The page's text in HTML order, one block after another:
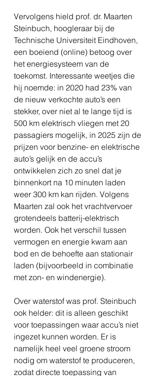
Vervolgens hield prof. dr. Maarten
Steinbuch, hoogleraar bij de
Technische Universiteit Eindhoven,
een boeiend (online) betoog over
het energiesysteem van de
toekomst. Interessante weetjes die
hij noemde: in 2020 had 23% van
de nieuw verkochte auto’s een
stekker, over niet al te lange tijd is
500 km elektrisch vliegen met 20
passagiers mogelijk, in 2025 zijn de
prijzen voor benzine- en elektrische
auto’s gelijk en de accu’s
ontwikkelen zich zo snel dat je
binnenkort na 10 minuten laden
weer 300 km kan rijden. Volgens
Maarten zal ook het vrachtvervoer
grotendeels batterij-elektrisch
worden. Ook het verschil tussen
vermogen en energie kwam aan
bod en de behoefte aan stationair
laden (bijvoorbeeld in combinatie
met zon- en windenergie).
Over waterstof was prof. Steinbuch
ook helder: dit is alleen geschikt
voor toepassingen waar accu’s niet
ingezet kunnen worden. Er is
namelijk heel veel groene stroom
nodig om waterstof te produceren,
zodat directe toepassing van